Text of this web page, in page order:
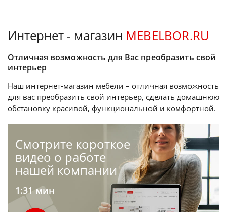
Интернет - магазин MEBELBOR.RU
Отличная возможность для Вас преобразить свой
интерьер
Наш интернет-магазин мебели – отличная возможность
для вас преобразить свой интерьер, сделать домашнюю
обстановку красивой, функциональной и комфортной.
Cмотрите короткое
видео о работе
нашей компании
1:31 мин